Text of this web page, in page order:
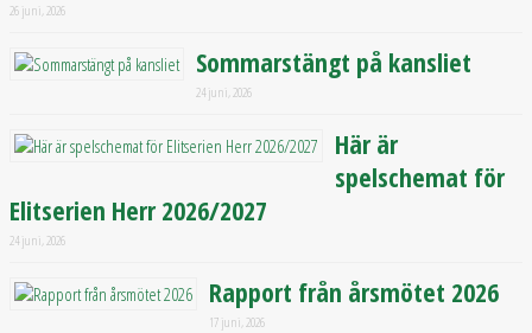
26 juni, 2026
Sommarstängt på kansliet
24 juni, 2026
Här är
spelschemat för
Elitserien Herr 2026/2027
24 juni, 2026
Rapport från årsmötet 2026
17 juni, 2026